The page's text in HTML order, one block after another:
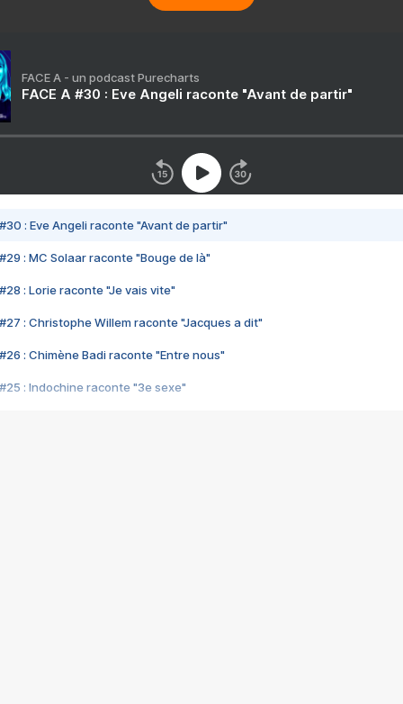
FACE A - un podcast Purecharts
FACE A #30 : Eve Angeli raconte "Avant de partir"
#30 : Eve Angeli raconte "Avant de partir"
#29 : MC Solaar raconte "Bouge de là"
#28 : Lorie raconte "Je vais vite"
#27 : Christophe Willem raconte "Jacques a dit"
#26 : Chimène Badi raconte "Entre nous"
#25 : Indochine raconte "3e sexe"